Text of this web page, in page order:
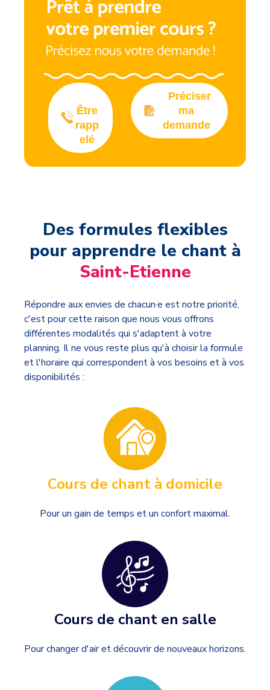
Être
rapp
elé
Préciser
ma
demande
Des formules flexibles
pour apprendre le chant à
Saint-Etienne
Répondre aux envies de chacun·e est notre priorité,
c'est pour cette raison que nous vous offrons
différentes modalités qui s'adaptent à votre
planning. Il ne vous reste plus qu'à choisir la formule
et l'horaire qui correspondent à vos besoins et à vos
disponibilités :
Cours de chant à domicile
Pour un gain de temps et un confort maximal.
Cours de chant en salle
Pour changer d'air et découvrir de nouveaux horizons.